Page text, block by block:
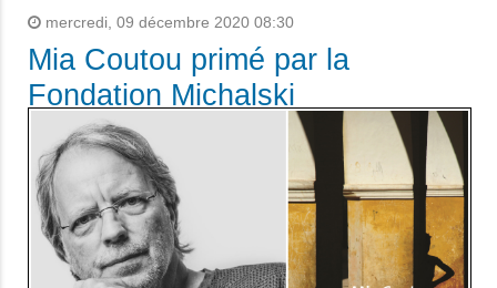
mercredi, 09 décembre 2020 08:30
Mia Coutou primé par la
Fondation Michalski